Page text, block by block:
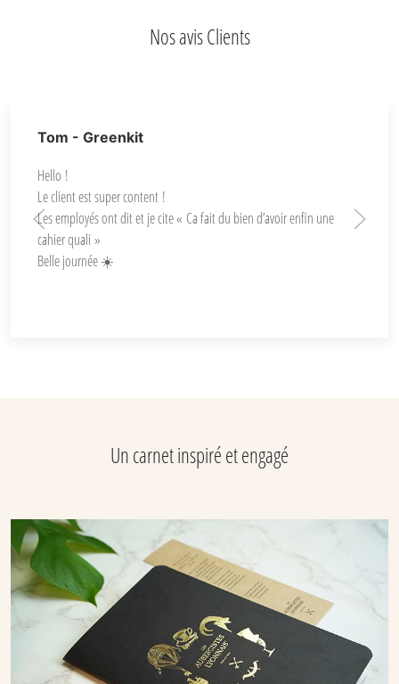
Nos avis Clients
Tom - Greenkit
Hello !
Le client est super content !
Les employés ont dit et je cite « Ca fait du bien d’avoir enfin une
cahier quali »
Belle journée ☀️
Un carnet inspiré et engagé